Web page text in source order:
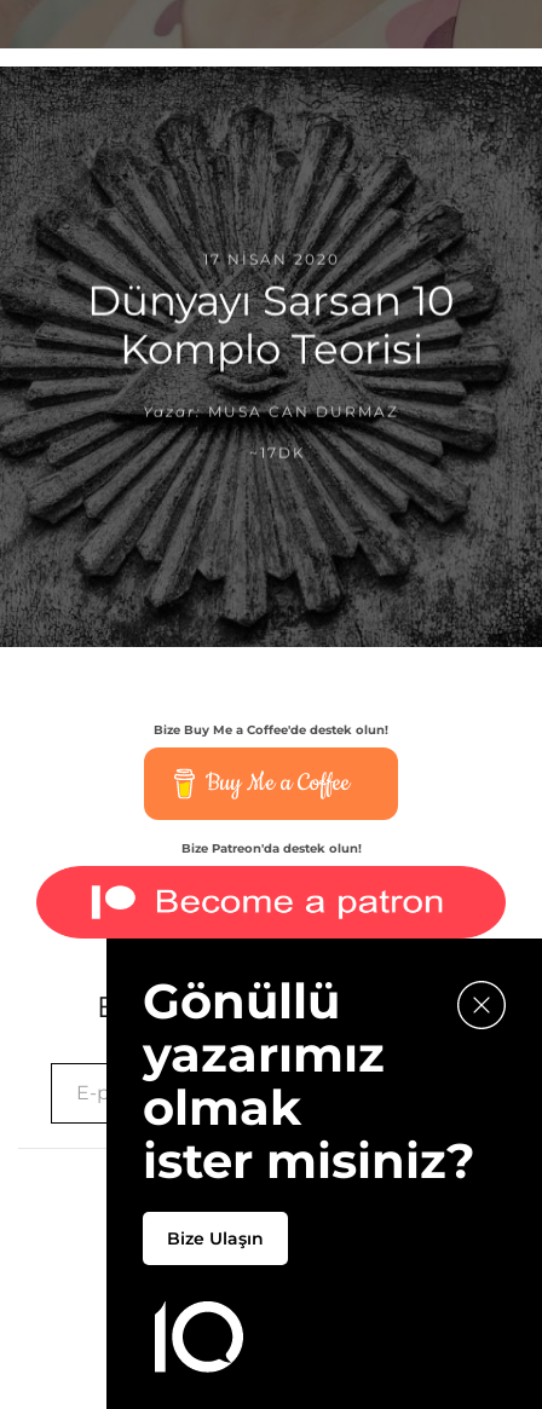
17 NISAN 2020
Dünyayı Sarsan 10
Komplo Teorisi
Yazar: MUSA CAN DURMAZ
~17DK
Bize Buy Me a Coffee'de destek olun!
Buy Me a Coffee
Bize Patreon'da destek olun!
E-bültenimize kaydolun.
Hakkımızda
Gönüllü
yazarımız
olmak
ister misiniz?
Bize Ulaşın